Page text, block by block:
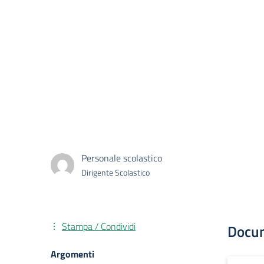
Personale scolastico
Dirigente Scolastico
Stampa / Condividi
Argomenti